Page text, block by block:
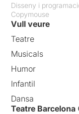
Disseny i
Copymouse
Vull veure
Teatre
Musicals
Humor
Infantil
Dansa
Teatre